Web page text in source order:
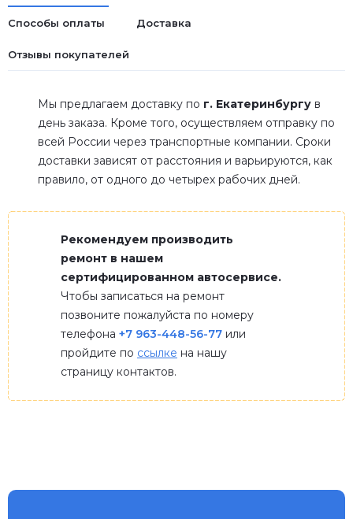
Способы оплаты Доставка
Отзывы покупателей
Мы предлагаем доставку по г. Екатеринбургу в
день заказа. Кроме того, осуществляем отправку по
всей России через транспортные компании. Сроки
доставки зависят от расстояния и варьируются, как
правило, от одного до четырех рабочих дней.
Рекомендуем производить
ремонт в нашем
сертифицированном автосервисе.
Чтобы записаться на ремонт
позвоните пожалуйста по номеру
телефона +7 963-448-56-77 или
пройдите по ссылке на нашу
страницу контактов.